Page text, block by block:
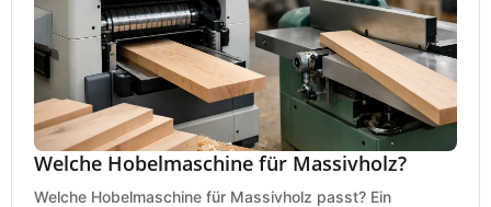
Welche Hobelmaschine für Massivholz?
Welche Hobelmaschine für Massivholz passt? Ein